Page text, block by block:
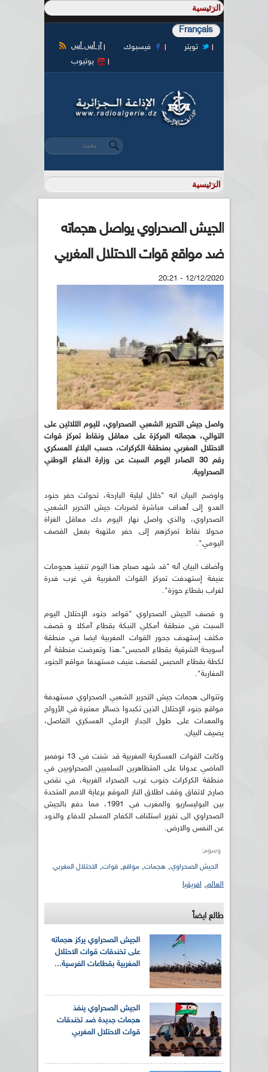
Français
آر أس أس فيسبوك
تويتر
يوتيوب
استمارة البحث
‏بحث ‏
الجيش الصحراوي يواصل هجماته
ضد مواقع قوات الاحتلال المغربي
12/12/2020 - 20:21
واصل جيش التحرير الشعبي الصحراوي، لليوم الثلاثين على
التوالي، هجماته المركزة على معاقل ونقاط تمركز قوات
الاحتلال المغربي بمنطقة الكركرات، حسب البلاغ العسكري
رقم 30 الصادر اليوم السبت عن وزارة الدفاع الوطني
الصحراوية.
واوضح البيان انه "خلال ليلية البارحة، تحولت حفر جنود
العدو إلى أهداف مباشرة لضربات جيش التحرير الشعبي
الصحراوي، والذي واصل نهار اليوم دك معاقل الغزاة
محولا نقاط تمركزهم إلى حفر ملتهبة بفعل القصف
اليومي".
وأضاف البيان أنه "قد شهد صباح هذا اليوم تنفيذ هجومات
عنيفة إستهدفت تمركز القوات المغربية في غرب فدرة
لغراب بقطاع حوزة".
و قصف الجيش الصحراوي "قواعد جنود الإحتلال اليوم
السبت في منطقة أمكلي النبكة بقطاع آمكلا و قصف
مكثف إستهدف جحور القوات المغربية ايضا في منطقة
أسويحة الشرقية بقطاع المحبس".هذا وتعرضت منطقة أم
لكطة بقطاع المحبس لقصف عنيف مستهدفا مواقع الجنود
المغاربة".
وتتوالى هجمات جيش التحرير الشعبي الصحراوي مستهدفة
مواقع جنود الإحتلال الذين تكبدوا خسائر معتبرة في الأرواح
والمعدات على طول الجدار الرملي العسكري الفاصل،
يضيف البيان.
وكانت القوات العسكرية المغربية قد شنت في 13 نوفمبر
الماضي عدوانا على المتظاهرين السلميين الصحراويين في
منطقة الكركرات جنوب غرب الصحراء الغربية، في نقض
صارخ لاتفاق وقف اطلاق النار الموقع برعاية الامم المتحدة
بين البوليساريو والمغرب في 1991، مما دفع بالجيش
الصحراوي الى تقرير استئناف الكفاح المسلح للدفاع والذود
عن النفس والارض.
وسوم:
الجيش الصحراوي, هجمات, مواقع, قوات, الاحتلال المغربي
العالم, افريقيا
طالع ايضاً
الجيش الصحراوي يركز هجماته
على تخندقات قوات الاحتلال
المغربية بقطاعات الفرسية...
الجيش الصحراوي ينفذ
هجمات جديدة ضد تخندقات
قوات الاحتلال المغربي